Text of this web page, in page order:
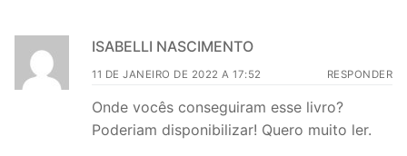
ISABELLI NASCIMENTO
11 DE JANEIRO DE 2022 A 17:52 RESPONDER
Onde vocês conseguiram esse livro?
Poderiam disponibilizar! Quero muito ler.